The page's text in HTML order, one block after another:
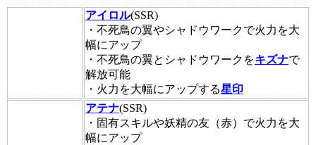
アイロル(SSR)
・不死鳥の翼やシャドウワークで火力を大
幅にアップ
・不死鳥の翼とシャドウワークをキズナで
解放可能
・火力を大幅にアップする星印
アテナ(SSR)
・固有スキルや妖精の友（赤）で火力を大
幅にアップ